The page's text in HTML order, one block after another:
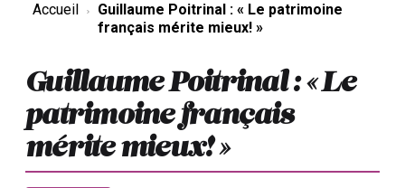
Accueil
Guillaume Poitrinal : « Le patrimoine
français mérite mieux! »
Guillaume Poitrinal : « Le
patrimoine français
mérite mieux! »